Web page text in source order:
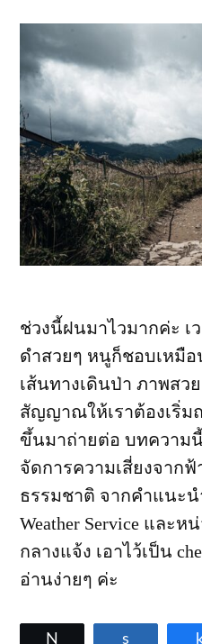
ช่วงนี้ฝนมาไวมากค่ะ เ
ดำสวยๆ หนูก็ชอบเหมื
เส้นทางเดินป่า ภาพสว
สัญญาณให้เราต้องเริ่ม
ขึ้นมาถ่ายต่อ บทความ
จัดการความเสี่ยงจาก
ธรรมชาติ จากคำแนะน
Weather Service และ
กลางแจ้ง เอาไว้เป็น
อ่านง่ายๆ ค่ะ